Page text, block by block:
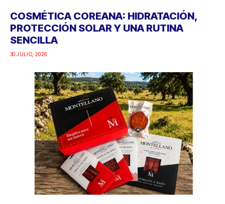
COSMÉTICA COREANA: HIDRATACIÓN,
PROTECCIÓN SOLAR Y UNA RUTINA
SENCILLA
30 JULIO, 2026